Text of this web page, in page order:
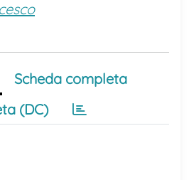
Scheda completa
(DC)